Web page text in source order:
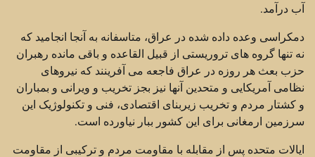
آب درآمد.
دمکراسی وعده داده شده در عراق، متاسفانه به آنجا انجامید که
نه تنها گروه های تروریستی از قبیل القاعده و باقی مانده رهبران
حزب بعث هر روزه در عراق فاجعه می آفرینند که نیروهای
نظامی آمریکایی و متحدین آنها نیز بجز تخریب و ویرانی و بمباران
و کشتار مردم و تخریب زیربنای اقتصادی، فنی و تکنولوژیک این
سرزمین ارمغانی برای این کشور ببار نیاورده است.
ایالات متحده پس از مقابله با مقاومت مردم و ترکیبی از مقاومت